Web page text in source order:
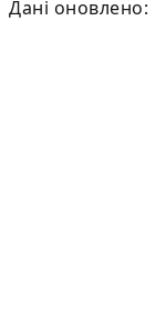
Дані оновлено: